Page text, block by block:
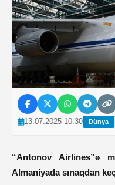
13.07.2025 10:30 Dünya
“Antonov Airlines”ə
Almaniyada sınaqdan